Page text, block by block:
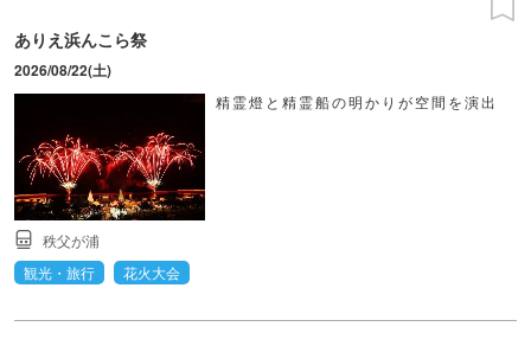
ありえ浜んこら祭
2026/08/22(土)
精霊燈と精霊船の明かりが空間を演出
秩父が浦
観光・旅行
花火大会